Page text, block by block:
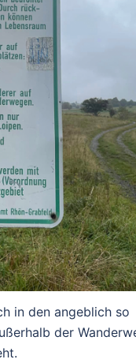
in den angeblich so
der